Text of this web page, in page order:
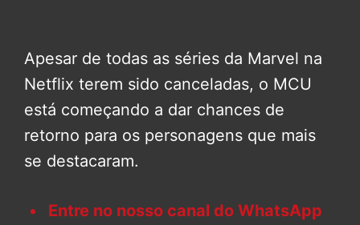
Apesar de todas as séries da Marvel na
Netflix terem sido canceladas, o MCU
está começando a dar chances de
retorno para os personagens que mais
se destacaram.
Entre no nosso canal do WhatsApp